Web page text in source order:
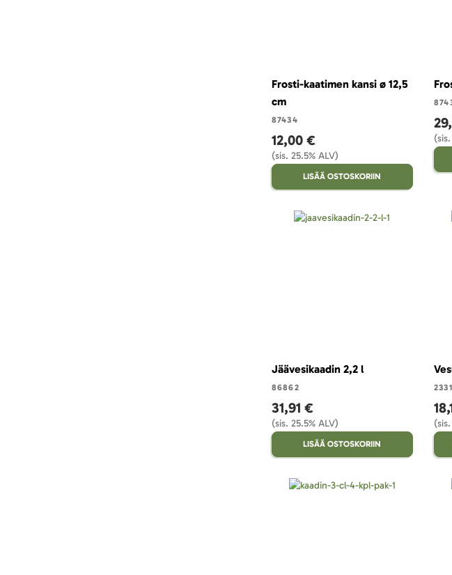
Frosti-kaatimen kansi ø 12,5
cm
87434
12,00 €
(sis. 25.5% ALV)
LISÄÄ OSTOSKORIIN
Jäävesikaadin 2,2 l
86862
31,91 €
(sis. 25.5% ALV)
LISÄÄ OSTOSKORIIN